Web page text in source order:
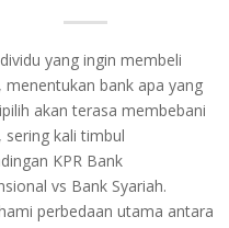
yang ingin membeli
menentukan bank apa yang
akan terasa membebani
sering kali timbul
KPR Bank
vs Bank Syariah.
perbedaan utama antara